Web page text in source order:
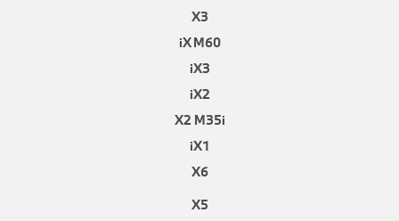
X3
iX M60
iX3
iX2
X2 M35i
iX1
X6
X5